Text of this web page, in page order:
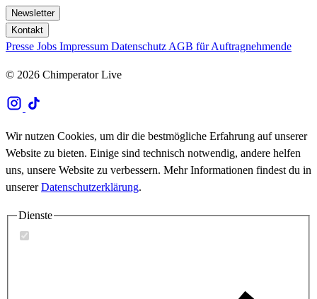
Newsletter
Kontakt
Presse Jobs Impressum Datenschutz AGB für Auftragnehmende
© 2026 Chimperator Live
Wir nutzen Cookies, um dir die bestmögliche Erfahrung auf unserer
Website zu bieten. Einige sind technisch notwendig, andere helfen
uns, unsere Website zu verbessern. Mehr Informationen findest du in
unsererDatenschutzerklärung.
Dienste